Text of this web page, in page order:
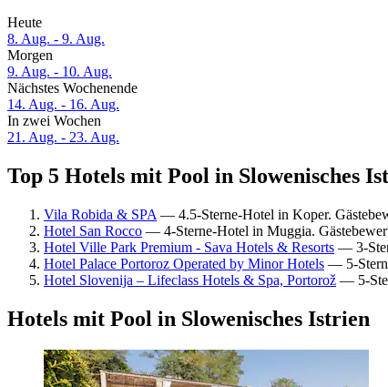
Heute
8. Aug. - 9. Aug.
Morgen
9. Aug. - 10. Aug.
Nächstes Wochenende
14. Aug. - 16. Aug.
In zwei Wochen
21. Aug. - 23. Aug.
Top 5 Hotels mit Pool in Slowenisches
Vila Robida & SPA — 4.5-Sterne-Hotel in Koper.
Hotel San Rocco — 4-Sterne-Hotel in Muggia.
Hotel Ville Park Premium - Sava Hotels & Resorts — 3-
Hotel Palace Portoroz Operated by Minor Hotels — 5-
Hotel Slovenija – Lifeclass Hotels & Spa, Portorož — 5-
Hotels mit Pool in Slowenisches Istrien